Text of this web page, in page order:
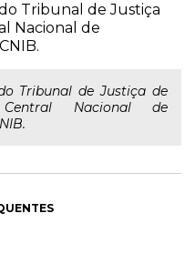
Tribunal de Justiça
Nacional de
Tribunal de Justiça de
Nacional de